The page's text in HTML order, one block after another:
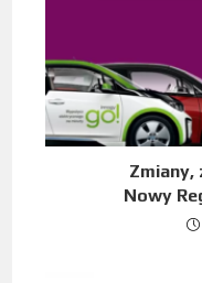
Zmiany,
Nowy